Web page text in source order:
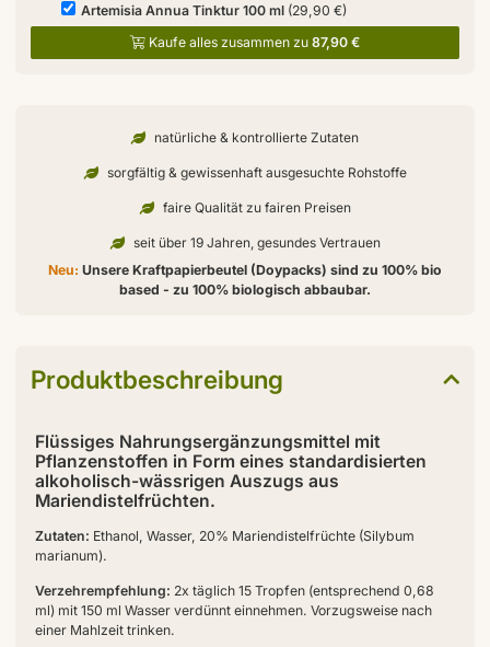
Artemisia Annua Tinktur 100 ml(29,90 €)
Kaufe alles zusammen zu 87,90 €
natürliche & kontrollierte Zutaten
sorgfältig & gewissenhaft ausgesuchte Rohstoffe
faire Qualität zu fairen Preisen
seit über 19 Jahren, gesundes Vertrauen
Neu: Unsere Kraftpapierbeutel (Doypacks) sind zu 100% bio
based - zu 100% biologisch abbaubar.
Produktbeschreibung
Flüssiges Nahrungsergänzungsmittel mit
Pflanzenstoffen in Form eines standardisierten
alkoholisch-wässrigen Auszugs aus
Mariendistelfrüchten.
Zutaten: Ethanol, Wasser, 20% Mariendistelfrüchte (Silybum
marianum).
Verzehrempfehlung: 2x täglich 15 Tropfen (entsprechend 0,68
ml) mit 150 ml Wasser verdünnt einnehmen. Vorzugsweise nach
einer Mahlzeit trinken.